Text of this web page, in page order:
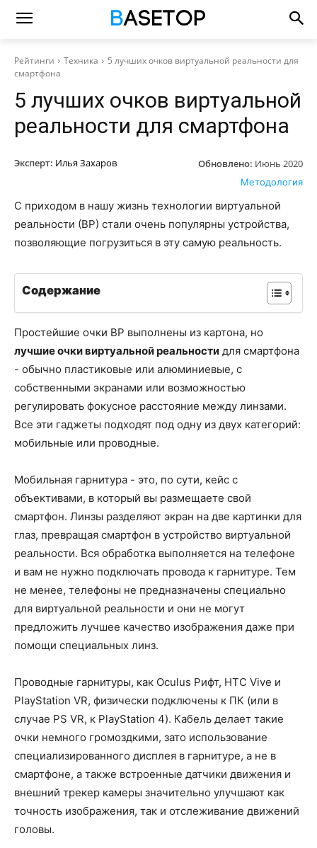
Рейтинги Техника
5 лучших очков виртуальной реальности для
смартфона
5 лучших очков виртуальной
реальности для смартфона
Эксперт: Илья Захаров Обновлено: Июнь 2020
Методология
С приходом в нашу жизнь технологии виртуальной
реальности (ВР) стали очень популярны устройства,
позволяющие погрузиться в эту самую реальность.
Содержание
Простейшие очки ВР выполнены из картона, но
лучшие очки виртуальной реальности для смартфона
- обычно пластиковые или алюминиевые, с
собственными экранами или возможностью
регулировать фокусное расстояние между линзами.
Все эти гаджеты подходят под одну из двух категорий:
мобильные или проводные.
Мобильная гарнитура - это, по сути, кейс с
объективами, в который вы размещаете свой
смартфон. Линзы разделяют экран на две картинки для
глаз, превращая смартфон в устройство виртуальной
реальности. Вся обработка выполняется на телефоне
и вам не нужно подключать провода к гарнитуре. Тем
не менее, телефоны не предназначены специально
для виртуальной реальности и они не могут
предложить лучшее качество изображения даже при
помощи специальных линз.
Проводные гарнитуры, как Oculus Рифт, HTC Vive и
PlayStation VR, физически подключены к ПК (или в
случае PS VR, к PlayStation 4). Кабель делает такие
очки немного громоздкими, зато использование
специализированного дисплея в гарнитуре, а не в
смартфоне, а также встроенные датчики движения и
внешний трекер камеры значительно улучшают как
точность изображения, так и отслеживание движений
головы.